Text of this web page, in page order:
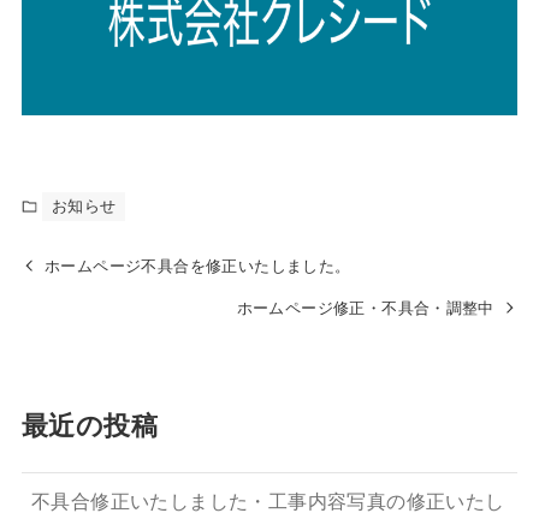
お知らせ
ホームページ不具合を修正いたしました。
ホームページ修正・不具合・調整中
最近の投稿
不具合修正いたしました・工事内容写真の修正いたし